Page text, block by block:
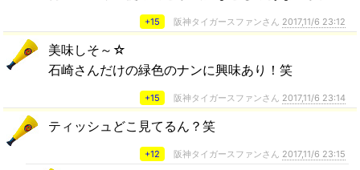
+15 阪神タイガースファンさん 2017,11/6 23:12
美味しそ～☆
石崎さんだけの緑色のナンに興味あり！笑
+15 阪神タイガースファンさん 2017,11/6 23:14
ティッシュどこ見てるん？笑
+12 阪神タイガースファンさん 2017,11/6 23:15